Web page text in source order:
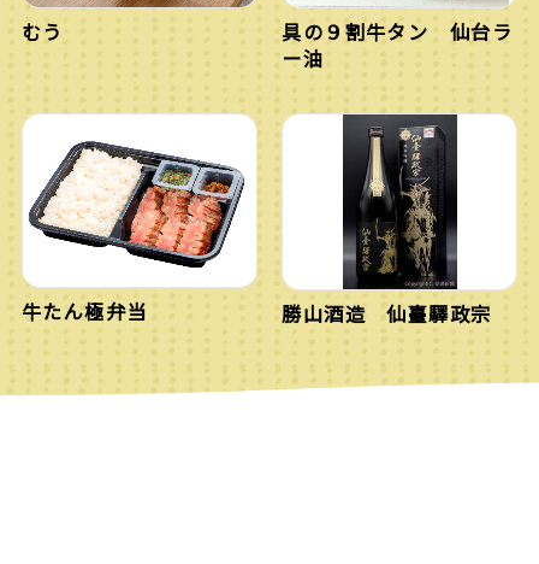
むう
具の９割牛タン 仙台ラ
ー油
牛たん極弁当 勝山酒造 仙臺驛政宗